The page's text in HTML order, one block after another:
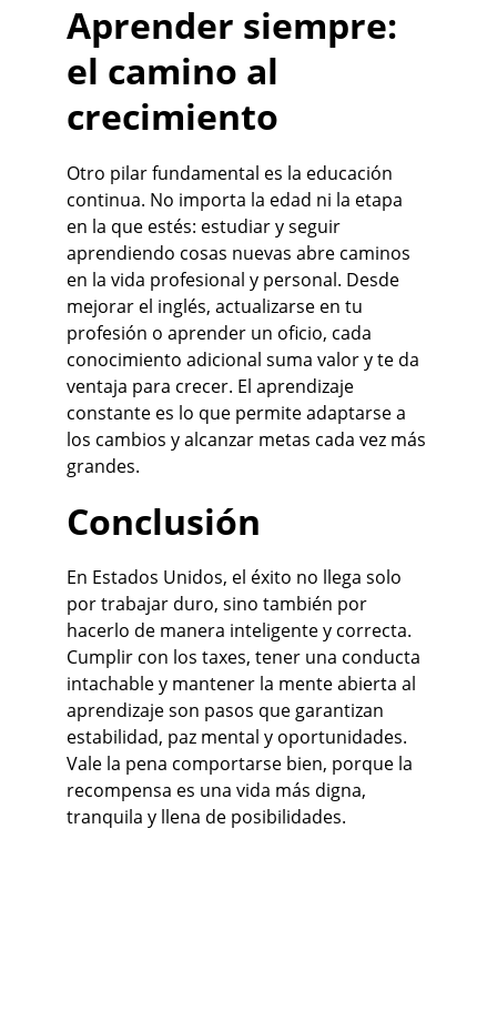
Aprender siempre:
el camino al
crecimiento
Otro pilar fundamental es la educación
continua. No importa la edad ni la etapa
en la que estés: estudiar y seguir
aprendiendo cosas nuevas abre caminos
en la vida profesional y personal. Desde
mejorar el inglés, actualizarse en tu
profesión o aprender un oficio, cada
conocimiento adicional suma valor y te da
ventaja para crecer. El aprendizaje
constante es lo que permite adaptarse a
los cambios y alcanzar metas cada vez más
grandes.
Conclusión
En Estados Unidos, el éxito no llega solo
por trabajar duro, sino también por
hacerlo de manera inteligente y correcta.
Cumplir con los taxes, tener una conducta
intachable y mantener la mente abierta al
aprendizaje son pasos que garantizan
estabilidad, paz mental y oportunidades.
Vale la pena comportarse bien, porque la
recompensa es una vida más digna,
tranquila y llena de posibilidades.